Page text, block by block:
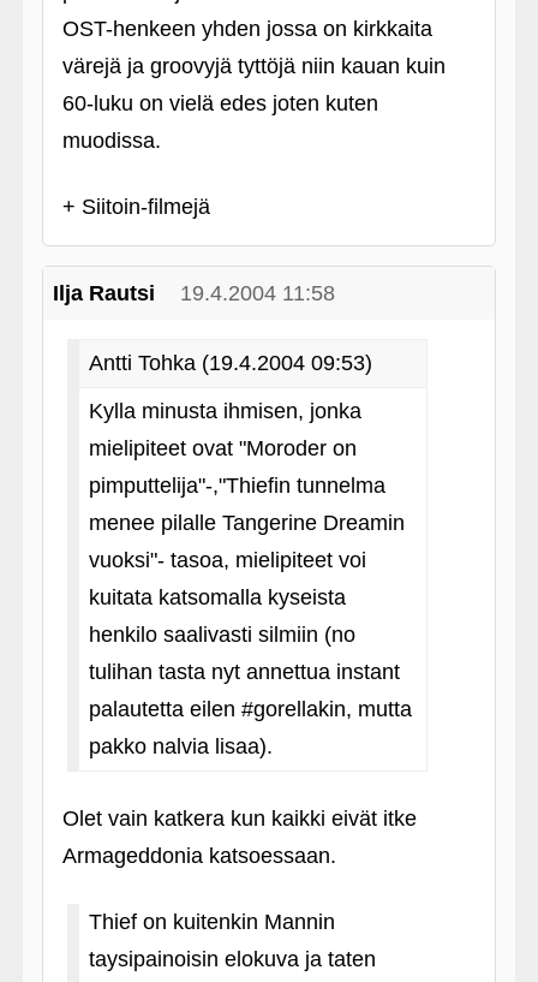
OST-henkeen yhden jossa on kirkkaita
värejä ja groovyjä tyttöjä niin kauan kuin
60-luku on vielä edes joten kuten
muodissa.
+ Siitoin-filmejä
Ilja Rautsi 19.4.2004 11:58
Antti Tohka (19.4.2004 09:53)
Kylla minusta ihmisen, jonka
mielipiteet ovat "Moroder on
pimputtelija"-,"Thiefin tunnelma
menee pilalle Tangerine Dreamin
vuoksi"- tasoa, mielipiteet voi
kuitata katsomalla kyseista
henkilo saalivasti silmiin (no
tulihan tasta nyt annettua instant
palautetta eilen #gorellakin, mutta
pakko nalvia lisaa).
Olet vain katkera kun kaikki eivät itke
Armageddonia katsoessaan.
Thief on kuitenkin Mannin
taysipainoisin elokuva ja taten